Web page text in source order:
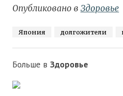
Опубликовано в Здоровье
Япония долгожители
Больше в Здоровье